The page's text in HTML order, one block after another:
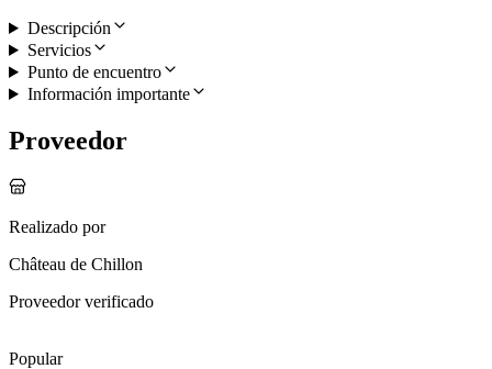
Descripción
Servicios
Punto de encuentro
Información importante
Proveedor
Realizado por
Château de Chillon
Proveedor verificado
Popular